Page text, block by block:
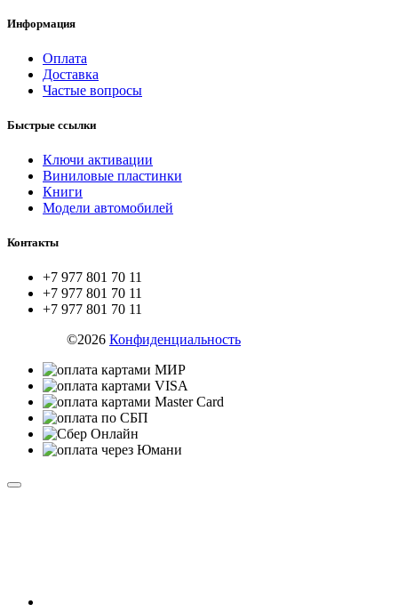
Информация
Оплата
Доставка
Частые вопросы
Быстрые ссылки
Ключи активации
Виниловые пластинки
Книги
Модели автомобилей
Контакты
+7 977 801 70 11
+7 977 801 70 11
+7 977 801 70 11
©2026 Конфиденциальность